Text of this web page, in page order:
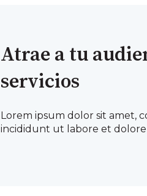
Atrae a tu
servicios
Lorem ipsum dolor sit amet,
incididunt ut labore et dolore